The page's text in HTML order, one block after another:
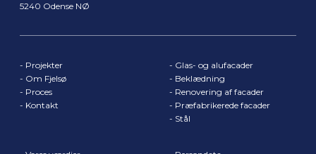
5240 Odense NØ
- Projekter
- Om Fjelsø
- Proces
- Kontakt
- Glas- og alufacader
- Beklædning
- Renovering af facader
- Præfabrikerede facader
- Stål